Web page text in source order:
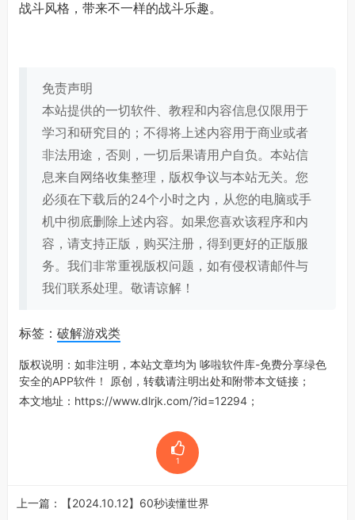
战斗风格，带来不一样的战斗乐趣。
免责声明
本站提供的一切软件、教程和内容信息仅限用于
学习和研究目的；不得将上述内容用于商业或者
非法用途，否则，一切后果请用户自负。本站信
息来自网络收集整理，版权争议与本站无关。您
必须在下载后的24个小时之内，从您的电脑或手
机中彻底删除上述内容。如果您喜欢该程序和内
容，请支持正版，购买注册，得到更好的正版服
务。我们非常重视版权问题，如有侵权请邮件与
我们联系处理。敬请谅解！
标签：破解游戏类
版权说明：如非注明，本站文章均为哆啦软件库-免费分享绿色
安全的APP软件！
原创，转载请注明出处和附带本文链接；
本文地址： https://www.dlrjk.com/?id=12294 ；
1
上一篇：
【2024.10.12】60秒读懂世界